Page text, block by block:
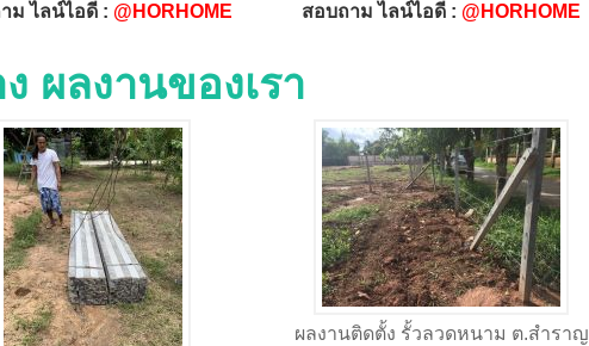
ม ไลน์ไอดี : @HORHOME
สอบถาม ไลน์ไอดี : @HORHOME
ผลงานของเรา
ผลงานติดตั้ง รั้วลวดหนาม ต.สำราญ